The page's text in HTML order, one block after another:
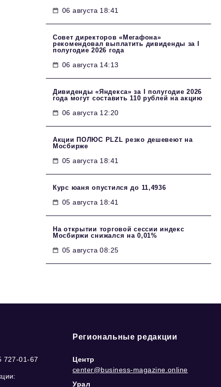
06 августа 18:41
Совет директоров «Мегафона»
рекомендовал выплатить дивиденды за I
полугодие 2026 года
06 августа 14:13
Дивиденды «Яндекса» за I полугодие 2026
года могут составить 110 рублей на акцию
06 августа 12:20
Акции ПОЛЮС PLZL резко дешевеют на
Мосбирже
05 августа 18:41
Курс юаня опустился до 11,4936
05 августа 18:41
На открытии торговой сессии индекс
Мосбиржи снижался на 0,01%
05 августа 08:25
727-01-67
Региональные редакции
Центр
center@business-magazine.online
Урал